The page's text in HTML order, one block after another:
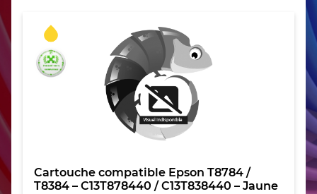
Cartouche compatible Epson T8784 /
T8384 – C13T878440 / C13T838440 – Jaune